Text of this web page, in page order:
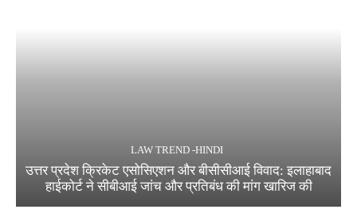
LAW TREND -HINDI
उत्तर प्रदेश क्रिकेट एसोसिएशन और बीसीसीआई विवाद: इलाहाबाद
हाईकोर्ट ने सीबीआई जांच और प्रतिबंध की मांग खारिज की